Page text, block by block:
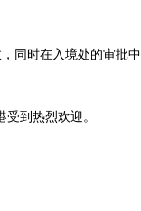
同时在入境处的审批中
到热烈欢迎。